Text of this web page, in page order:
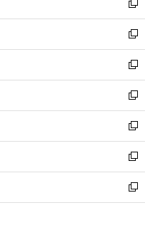
く
ド
ウ
で
開
く
ィ
ン
ド
ウ
で
開
く
い
ウ
ィ
ン
ド
ウ
で
開
く
新
し
い
ウ
ィ
ン
ド
ウ
で
開
く
新
し
い
ウ
ィ
ン
ド
ウ
で
開
く
新
し
い
ウ
ィ
ン
ド
ウ
で
開
新
し
い
ウ
ィ
ン
ド
ウ
新
し
い
ウ
ィ
ン
新
し
い
ウ
新
し